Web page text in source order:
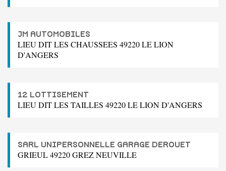
JM AUTOMOBILES
LIEU DIT LES CHAUSSEES 49220 LE LION
D'ANGERS
12 LOTTISEMENT
LIEU DIT LES TAILLES 49220 LE LION D'ANGERS
SARL UNIPERSONNELLE GARAGE DEROUET
GRIEUL 49220 GREZ NEUVILLE